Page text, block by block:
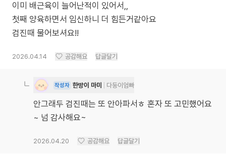
이미 배근육이 늘어난적이 있어서,,
첫째 양육하면서 임신하니 더 힘든거같아요
검진때 물어보셔요!!
2026.04.14 공감해요 답글달기
작성자 한방이 마미 다둥이엄빠
안그래두 검진때는 또 안아파서ㅎ 혼자 또 고민했어요
~ 넘 감사해요~
2026.04.20 공감해요 답글달기